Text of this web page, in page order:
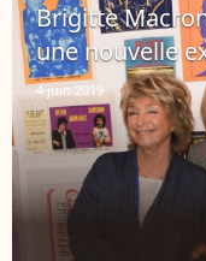
Brigitte
une nouvelle
4 juin 2019